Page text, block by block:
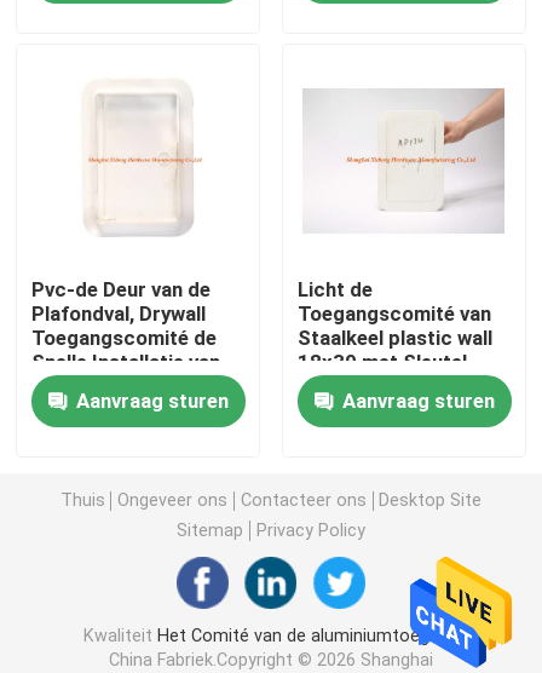
Pvc-Toegangscomité
Metalen onderdelen Stempelen
De Klem van de de lenteklem
staaldraad
Pvc-de Deur van de
Plafondval, Drywall
Toegangscomité de
Snelle Installatie van
Menards voor
Huisveiligheid
Aanvraag sturen
Licht de
Toegangscomité van
Staalkeel plastic wall
18x30 met Sleutel
Aanvraag sturen
Thuis Ongeveer ons Contacteer ons
Desktop Site
Sitemap
Privacy Policy
Kwaliteit Het Comité van de aluminiumtoegang
China Fabriek.Copyright © 2026 Shanghai